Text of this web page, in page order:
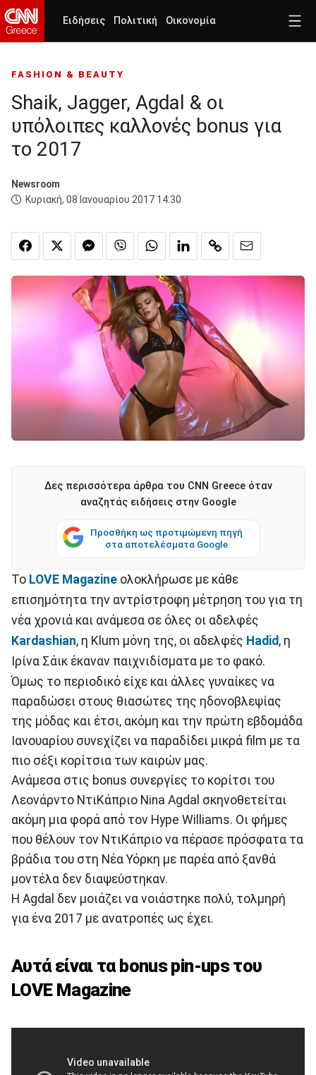
Ειδήσεις Πολιτική Οικονομία
FASHION & BEAUTY
Shaik, Jagger, Agdal & οι
υπόλοιπες καλλονές bonus για
το 2017
Newsroom
Κυριακή, 08 Ιανουαρίου 2017 14:30
Δες περισσότερα άρθρα του CNN Greece όταν
αναζητάς ειδήσεις στην Google
Προσθήκη ως προτιμώμενη πηγή
στα αποτελέσματα Google
Το LOVE Magazine ολοκλήρωσε με κάθε
επισημότητα την αντρίστροφη μέτρηση του για τη
νέα χρονιά και ανάμεσα σε όλες οι αδελφές
Kardashian, η Klum μόνη της, οι αδελφές Hadid , η
Ιρίνα Σάικ έκαναν παιχνιδίσματα με το φακό.
Όμως το περιοδικό είχε και άλλες γυναίκες να
παραδώσει στους θιασώτες της ηδονοβλεψίας
της μόδας και έτσι, ακόμη και την πρώτη εβδομάδα
Ιανουαρίου συνεχίζει να παραδίδει μικρά film με τα
πιο σέξι κορίτσια των καιρών μας.
Ανάμεσα στις bonus συνεργίες το κορίτσι του
Λεονάρντο ΝτιΚάπριο Nina Agdal σκηνοθετείται
ακόμη μια φορά από τον Hype Williams. Οι φήμες
που θέλουν τον ΝτιΚάπριο να πέρασε πρόσφατα τα
βράδια του στη Νέα Υόρκη με παρέα από ξανθά
μοντέλα δεν διαψεύστηκαν.
Η Agdal δεν μοιάζει να νοιάστηκε πολύ, τολμηρή
για ένα 2017 με ανατροπές ως έχει.
Αυτά είναι τα bonus pin-ups του
LOVE Magazine